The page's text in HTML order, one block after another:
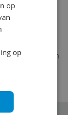
op te
de
gelakte houtn
op
op